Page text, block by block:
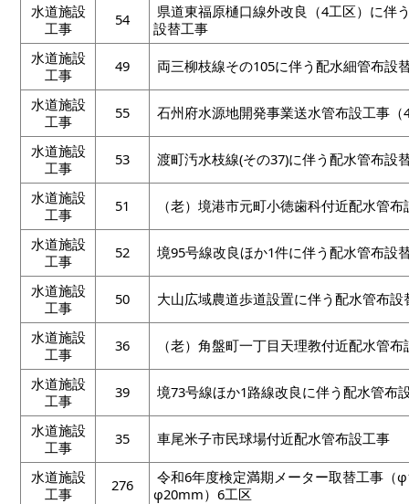
水道施設
工事
54
県道東福原樋口線外改良（4工区）に伴
設替工事
水道施設
工事
49 両三柳枝線その105に伴う配水細管布設
水道施設
工事
55 石州府水源地開発事業送水管布設工事（
水道施設
工事
53 渡町汚水枝線(その37)に伴う配水管布設
水道施設
工事
51 （老）境港市元町小徳歯科付近配水管
水道施設
工事
52 境95号線改良ほか1件に伴う配水管布設
水道施設
工事
50 大山広域農道歩道設置に伴う配水管布設
水道施設
工事
36 （老）角盤町一丁目天理教付近配水管
水道施設
工事
39 境73号線ほか1路線改良に伴う配水管布
水道施設
工事
35 車尾米子市民球場付近配水管布設工事
水道施設
工事
276
令和6年度検定満期メーター取替工事（
φ20mm）6工区